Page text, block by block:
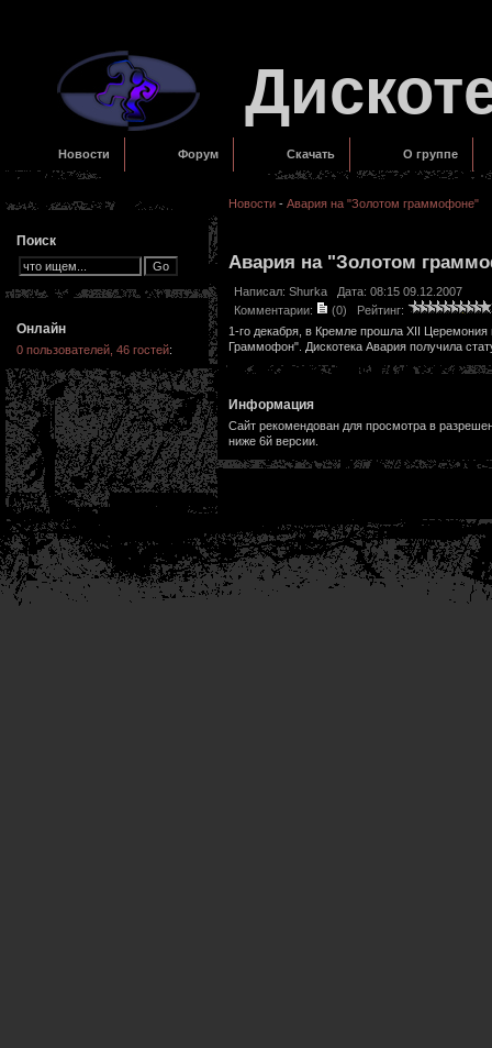
Новости Форум Скачать О группе
Поиск
Онлайн
0 пользователей, 46 гостей:
Новости - Авария на "Золотом граммофоне"
Авария на "Золотом
Написал: Shurka Дата: 08:15 09.12.2007
Комментарии:
(0) Рейтинг:
1-го декабря, в Кремле прошла XII
Граммофон". Дискотека Авария получила
Информация
Сайт рекомендован для просмотра в
ниже 6й версии.